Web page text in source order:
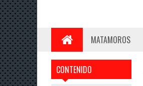
MATAMOROS
CONTENIDO